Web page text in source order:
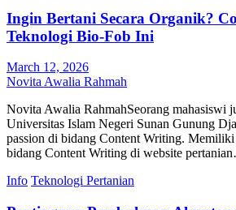
Ingin Bertani Secara Organik?
Teknologi Bio-Fob Ini
March 12, 2026
Novita Awalia Rahmah
Novita Awalia RahmahSeorang mahasiswi
Universitas Islam Negeri Sunan Gunung
passion di bidang Content Writing.
bidang Content Writing di website
Info Teknologi Pertanian